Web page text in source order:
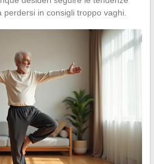
in consigli troppo vaghi.